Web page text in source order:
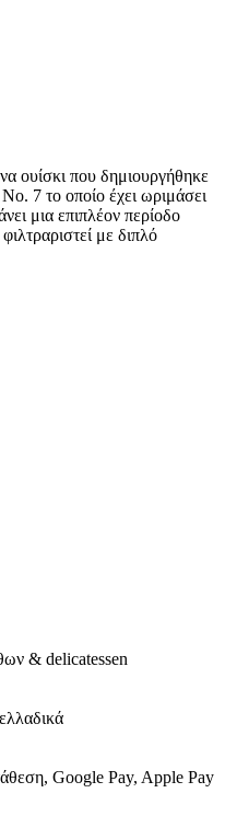
ουίσκι που δημιουργήθηκε
7 το οποίο έχει ωριμάσει
μια επιπλέον περίοδο
με διπλό
& delicatessen
Google Pay, Apple Pay